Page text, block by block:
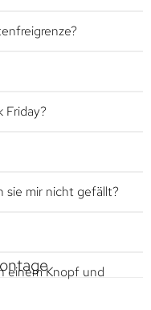
Friday?
sie mir nicht gefällt?
einem Knopf und